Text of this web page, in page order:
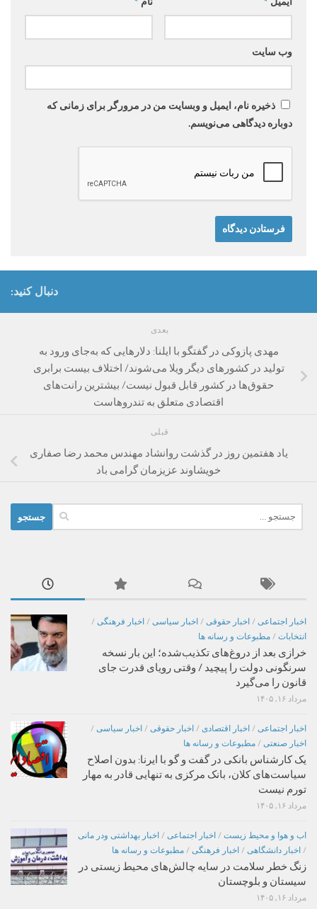
وب‌ سایت
ذخیره نام، ایمیل و وبسایت من در مرورگر برای زمانی که
دوباره دیدگاهی می‌نویسم.
دنبال کنید:
بعدی
مهدی پازوکی در گفتگو با ایلنا: دلارهایی که به‌جای ورود به
تولید در کشورهای دیگر ویلا می‌شوند/ اختلاف بیست برابری
حقوق‌ها در کشور قابل قبول نیست/ بیشترین رانت‌های
اقتصادی متعلق به تندروهاست
قبلی
یاد هفتمین روز در گذشت روانشاد مهندس محمد رضا صفاری
خویشاوند عزیزمان گرامی باد
برای:
اخبار اجتماعی / اخبار حقوقی / اخبار سیاسی / اخبار فرهنگی /
انتخابات / مطبوعات و رسانه ها
خرازی بعد از دروغ‌های تکذیب‌شده؛ این بار نسخه
سرنگونی دولت را پیچید / وقتی رویای قدرت جای
قانون را می‌گیرد
مرداد ۱۶, ۱۴۰۵
اخبار اجتماعی / اخبار اقتصادی / اخبار حقوقی / اخبار سیاسی /
اخبار صنعتی / مطبوعات و رسانه ها
یک کارشناس بانکی در گفت و گو با ایرنا: بدون اصلاح
سیاست‌های کلان، بانک مرکزی به تنهایی قادر به مهار
تورم نیست
مرداد ۱۶, ۱۴۰۵
اب و هوا و محیط زیست / اخبار اجتماعی / اخبار بهداشتی ودر مانی
/ اخبار دانشگاهی / اخبار فرهنگی / مطبوعات و رسانه ها
زنگ خطر سلامت در سایه چالش‌های محیط زیستی در
سیستان و بلوچستان
مرداد ۱۶, ۱۴۰۵